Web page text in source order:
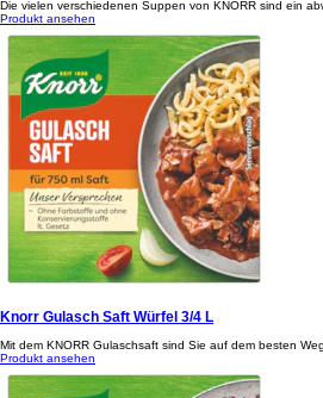
Die vielen verschiedenen Suppen von KNORR sind ein
Produkt ansehen
Knorr Gulasch Saft Würfel 3/4 L
Mit dem KNORR Gulaschsaft sind Sie auf dem besten
Produkt ansehen